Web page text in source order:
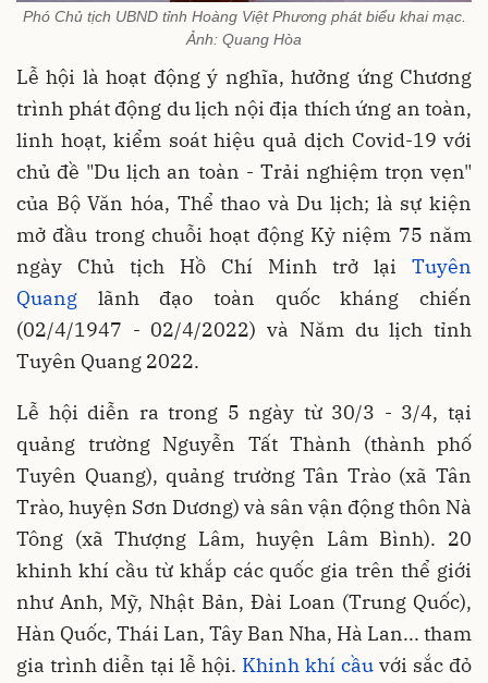
Phó Chủ tịch UBND tỉnh Hoàng Việt Phương phát biểu khai mạc.
Ảnh: Quang Hòa
Lễ hội là hoạt động ý nghĩa, hưởng ứng Chương
trình phát động du lịch nội địa thích ứng an toàn,
linh hoạt, kiểm soát hiệu quả dịch Covid-19 với
chủ đề "Du lịch an toàn - Trải nghiệm trọn vẹn"
của Bộ Văn hóa, Thể thao và Du lịch; là sự kiện
mở đầu trong chuỗi hoạt động Kỷ niệm 75 năm
ngày Chủ tịch Hồ Chí Minh trở lại Tuyên
Quang lãnh đạo toàn quốc kháng chiến
(02/4/1947 - 02/4/2022) và Năm du lịch tỉnh
Tuyên Quang 2022.
Lễ hội diễn ra trong 5 ngày từ 30/3 - 3/4, tại
quảng trường Nguyễn Tất Thành (thành phố
Tuyên Quang), quảng trường Tân Trào (xã Tân
Trào, huyện Sơn Dương) và sân vận động thôn Nà
Tông (xã Thượng Lâm, huyện Lâm Bình). 20
khinh khí cầu từ khắp các quốc gia trên thể giới
như Anh, Mỹ, Nhật Bản, Đài Loan (Trung Quốc),
Hàn Quốc, Thái Lan, Tây Ban Nha, Hà Lan... tham
gia trình diễn tại lễ hội. Khinh khí cầu với sắc đỏ